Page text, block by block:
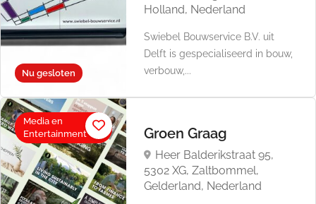
Nu gesloten
Holland, Nederland
Swiebel Bouwservice B.V. uit
Delft is gespecialiseerd in bouw,
verbouw,...
Media en
Entertainment
Groen Graag
Heer Balderikstraat 95,
5302 XG, Zaltbommel,
Gelderland, Nederland